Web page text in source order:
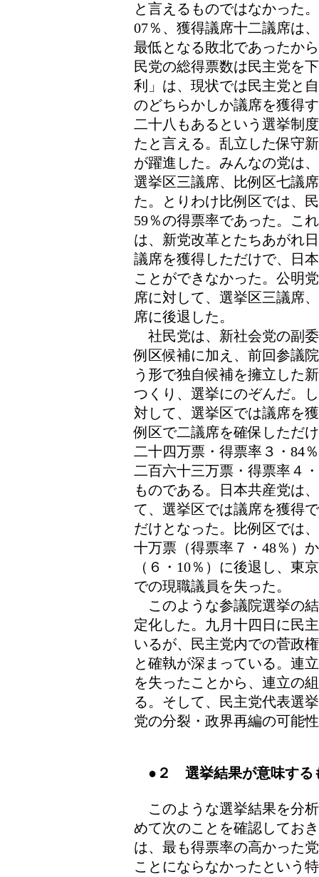
と言えるものではなかった
07％、獲得議席十二議席は
最低となる敗北であったか
民党の総得票数は民主党を
利」は、現状では民主党と
のどちらかしか議席を獲得
二十八もあるという選挙制
たと言える。乱立した保守
が躍進した。みんなの党は
選挙区三議席、比例区七議
た。とりわけ比例区では、
59％の得票率であった。こ
は、新党改革とたちあがれ
議席を獲得しただけで、日
ことができなかった。公明
席に対して、選挙区三議席
席に後退した。
社民党は、新社会党の副
例区候補に加え、前回参議
う形で独自候補を擁立した
つくり、選挙にのぞんだ。
対して、選挙区では議席を
例区で二議席を確保しただ
二十四万票・得票率３・84
二百六十三万票・得票率４
ものである。日本共産党は
て、選挙区では議席を獲得
だけとなった。比例区では
十万票（得票率７・48％）
（６・10％）に後退し、東
での現職議員を失った。
このような参議院選挙の
定化した。九月十四日に民
いるが、民主党内での菅政
と確執が深まっている。連
を失ったことから、連立の
る。そして、民主党代表選
党の分裂・政界再編の可能
●２ 選挙結果が意味する
このような選挙結果を分
めて次のことを確認してお
は、最も得票率の高かった
ことにならなかったという